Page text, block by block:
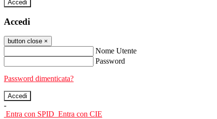
Accedi
Accedi
button close ×
Nome Utente
Password
Password dimenticata?
-
Entra con SPID Entra con CIE